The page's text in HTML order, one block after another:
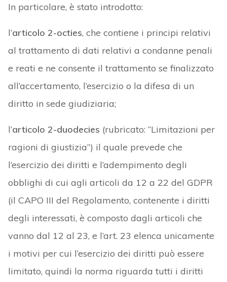
In particolare, è stato introdotto:
l’articolo 2-octies, che contiene i principi relativi
al trattamento di dati relativi a condanne penali
e reati e ne consente il trattamento se finalizzato
all’accertamento, l’esercizio o la difesa di un
diritto in sede giudiziaria;
l’articolo 2-duodecies (rubricato: “Limitazioni per
ragioni di giustizia”) il quale prevede che
l’esercizio dei diritti e l’adempimento degli
obblighi di cui agli articoli da 12 a 22 del GDPR
(il CAPO III del Regolamento, contenente i diritti
degli interessati, è composto dagli articoli che
vanno dal 12 al 23, e l’art. 23 elenca unicamente
i motivi per cui l’esercizio dei diritti può essere
limitato, quindi la norma riguarda tutti i diritti